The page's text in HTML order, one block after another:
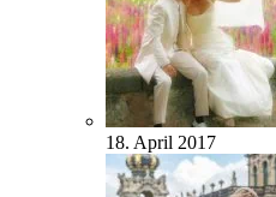
18. April 2017